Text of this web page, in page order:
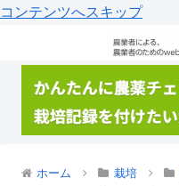
コンテンツへスキップ
ホーム 栽培